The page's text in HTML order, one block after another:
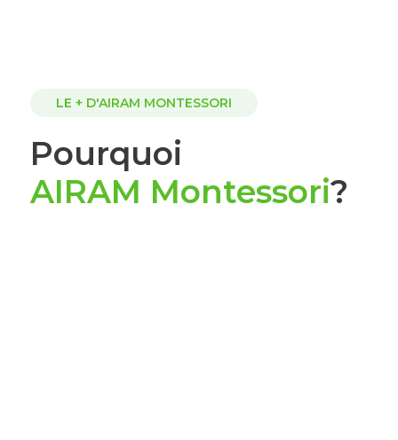
LE + D'AIRAM MONTESSORI
Pourquoi
AIRAM Montessori?